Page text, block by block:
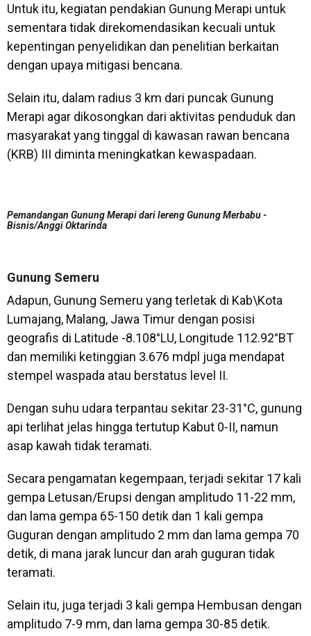
Untuk itu, kegiatan pendakian Gunung Merapi untuk
sementara tidak direkomendasikan kecuali untuk
kepentingan penyelidikan dan penelitian berkaitan
dengan upaya mitigasi bencana.
Selain itu, dalam radius 3 km dari puncak Gunung
Merapi agar dikosongkan dari aktivitas penduduk dan
masyarakat yang tinggal di kawasan rawan bencana
(KRB) III diminta meningkatkan kewaspadaan.
Pemandangan Gunung Merapi dari lereng Gunung Merbabu -
Bisnis/Anggi Oktarinda
Gunung Semeru
Adapun, Gunung Semeru yang terletak di Kab\Kota
Lumajang, Malang, Jawa Timur dengan posisi
geografis di Latitude -8.108°LU, Longitude 112.92°BT
dan memiliki ketinggian 3.676 mdpl juga mendapat
stempel waspada atau berstatus level II.
Dengan suhu udara terpantau sekitar 23-31°C, gunung
api terlihat jelas hingga tertutup Kabut 0-II, namun
asap kawah tidak teramati.
Secara pengamatan kegempaan, terjadi sekitar 17 kali
gempa Letusan/Erupsi dengan amplitudo 11-22 mm,
dan lama gempa 65-150 detik dan 1 kali gempa
Guguran dengan amplitudo 2 mm dan lama gempa 70
detik, di mana jarak luncur dan arah guguran tidak
teramati.
Selain itu, juga terjadi 3 kali gempa Hembusan dengan
amplitudo 7-9 mm, dan lama gempa 30-85 detik.